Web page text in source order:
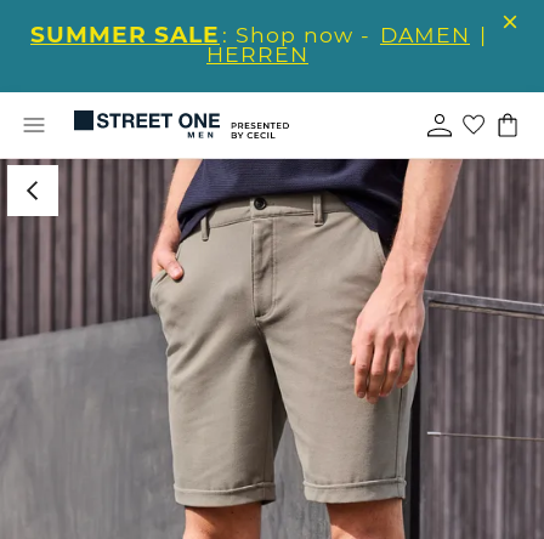
SUMMER SALE : Shop now - DAMEN |
HERREN